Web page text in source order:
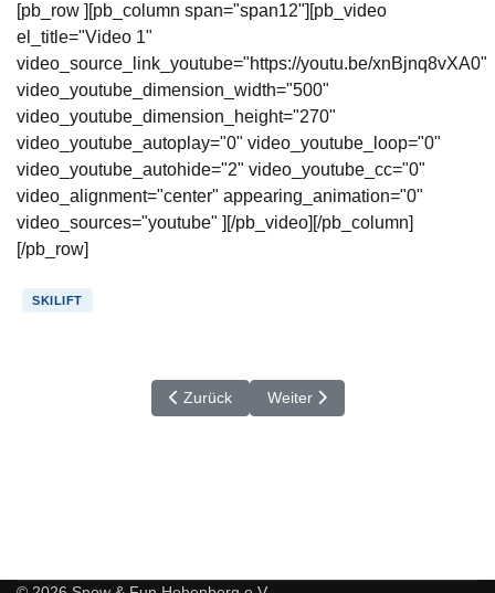
[pb_row ][pb_column span="span12"][pb_video
el_title="Video 1"
video_source_link_youtube="https://youtu.be/xnBjnq8vXA0"
video_youtube_dimension_width="500"
video_youtube_dimension_height="270"
video_youtube_autoplay="0" video_youtube_loop="0"
video_youtube_autohide="2" video_youtube_cc="0"
video_alignment="center" appearing_animation="0"
video_sources="youtube" ][/pb_video][/pb_column]
[/pb_row]
SKILIFT
Vorheriger Beitrag: Abbauparty
Zurück Nächster Beitrag: Aufbauparty
Weiter